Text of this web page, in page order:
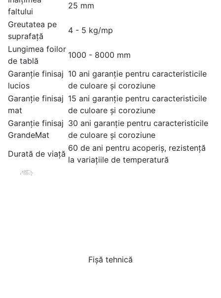
faltului
25 mm
Greutatea pe
suprafață
4 - 5 kg/mp
Lungimea foilor
de tablă
1000 - 8000 mm
Garanție finisaj
lucios
10 ani garanție pentru caracteristicile
de culoare și coroziune
Garanție finisaj
mat
15 ani garanție pentru caracteristicile
de culoare și coroziune
Garanție finisaj
GrandeMat
30 ani garanție pentru caracteristicile
de culoare și coroziune
Durată de viață
60 de ani pentru acoperiș, rezistență
la variațiile de temperatură
Fișă tehnică